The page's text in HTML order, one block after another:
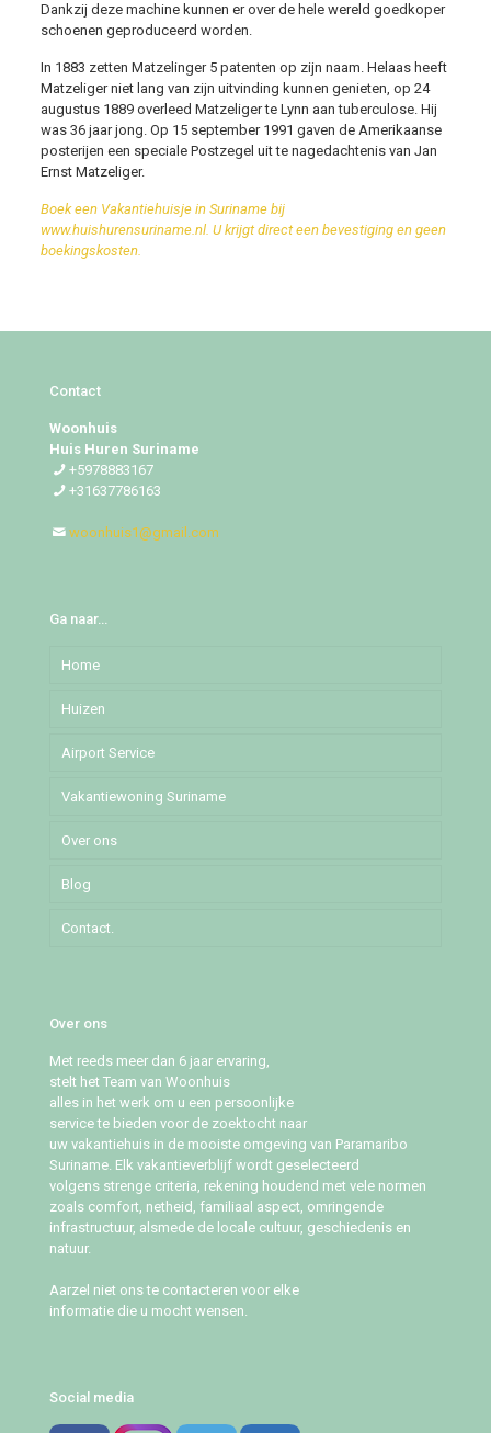
Dankzij deze machine kunnen er over de hele wereld goedkoper
schoenen geproduceerd worden.
In 1883 zetten Matzelinger 5 patenten op zijn naam. Helaas heeft
Matzeliger niet lang van zijn uitvinding kunnen genieten, op 24
augustus 1889 overleed Matzeliger te Lynn aan tuberculose. Hij
was 36 jaar jong. Op 15 september 1991 gaven de Amerikaanse
posterijen een speciale Postzegel uit te nagedachtenis van Jan
Ernst Matzeliger.
Boek een Vakantiehuisje in Suriname bij
www.huishurensuriname.nl. U krijgt direct een bevestiging en geen
boekingskosten.
Contact
Woonhuis
Huis Huren Suriname
+5978883167
+31637786163
woonhuis1@gmail.com
Ga naar…
Home
Huizen
Djedoestraat
Mochalaan
Pommeroosstraat
Puleowinastraat
Tillystraat
Airport Service
Vakantiewoning Suriname
Over ons
Blog
Contact.
Over ons
Met reeds meer dan 6 jaar ervaring,
stelt het Team van Woonhuis
alles in het werk om u een persoonlijke
service te bieden voor de zoektocht naar
uw vakantiehuis in de mooiste omgeving van Paramaribo
Suriname. Elk vakantieverblijf wordt geselecteerd
volgens strenge criteria, rekening houdend met vele normen
zoals comfort, netheid, familiaal aspect, omringende
infrastructuur, alsmede de locale cultuur, geschiedenis en
natuur.
Aarzel niet ons te contacteren voor elke
informatie die u mocht wensen.
Social media